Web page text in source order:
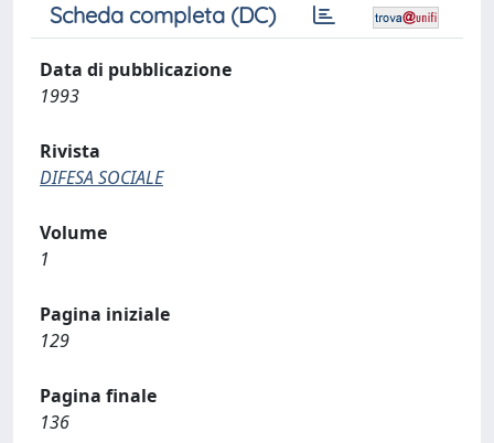
Scheda completa (DC)
Data di pubblicazione
1993
Rivista
DIFESA SOCIALE
Volume
1
Pagina iniziale
129
Pagina finale
136